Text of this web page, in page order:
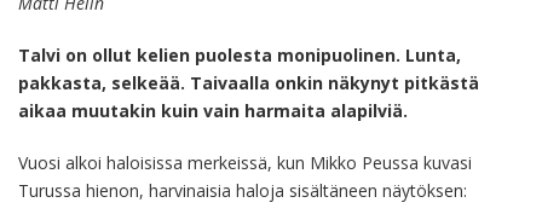
Talvi on ollut kelien puolesta monipuolinen. Lunta,
pakkasta, selkeää. Taivaalla onkin näkynyt pitkästä
aikaa muutakin kuin vain harmaita alapilviä.
Vuosi alkoi haloisissa merkeissä, kun Mikko Peussa kuvasi
Turussa hienon, harvinaisia haloja sisältäneen näytöksen: